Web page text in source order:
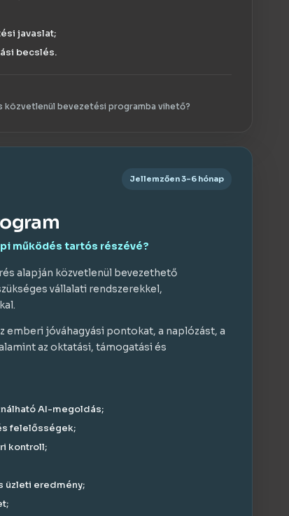
javaslat;
becslés.
közvetlenül bevezetési programba vihető?
Jellemzően 3–6 hónap
működés tartós részévé?
alapján közvetlenül bevezethető
vállalati rendszerekkel,
emberi jóváhagyási pontokat, a naplózást, a
az oktatási, támogatási és
AI-megoldás;
felelősségek;
kontroll;
üzleti eredmény;